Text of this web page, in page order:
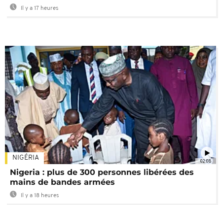
Il y a 17 heures
02:08
NIGÉRIA
Nigeria : plus de 300 personnes libérées des
mains de bandes armées
Il y a 18 heures